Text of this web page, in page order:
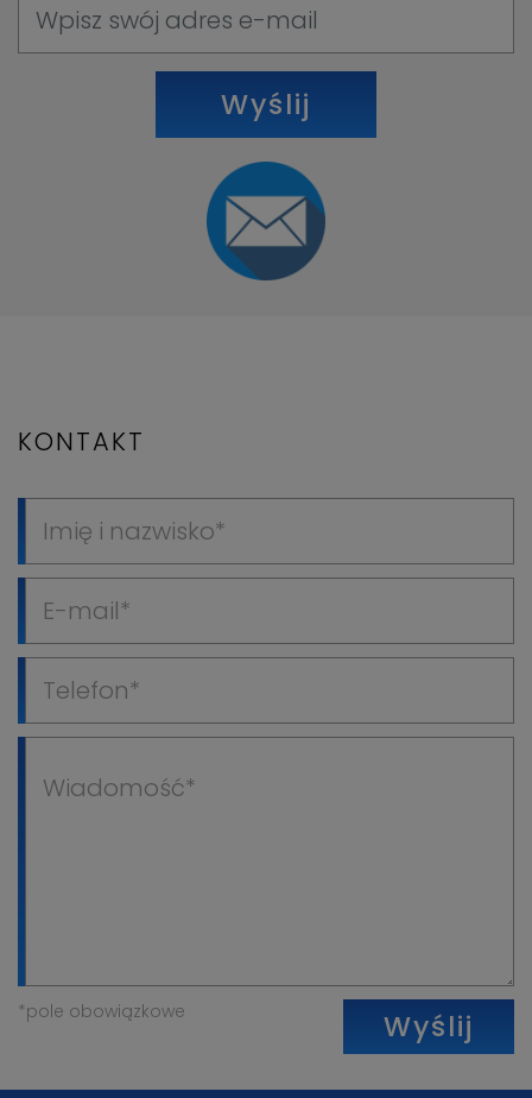
Wyślij
KONTAKT
*pole obowiązkowe Wyślij